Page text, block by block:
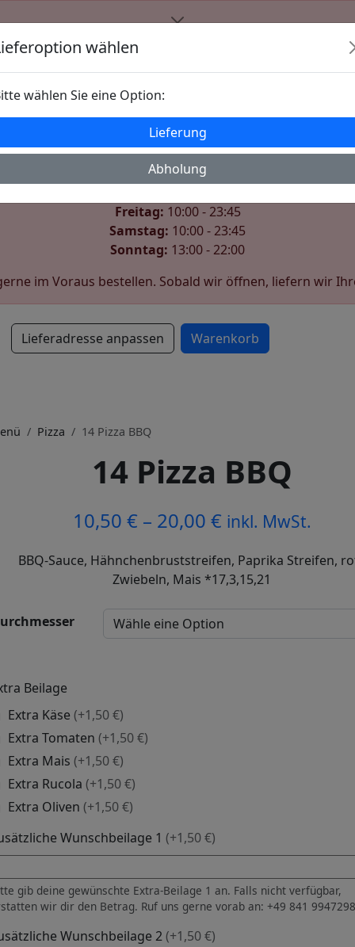
Der Shop ist derzeit geschlossen
Wir öffnen wieder am Samstag um 10:00.
Unsere Öffnungszeiten:
Montag:10:00 - 22:00
Dienstag:10:00 - 22:00
Mittwoch:10:00 - 22:00
Freitag: 10:00 - 23:45
Samstag: 10:00 - 23:45
Sonntag: 13:00 - 22:00
im Voraus bestellen. Sobald wir öffnen, liefern wir
Lieferadresse anpassen Warenkorb
Pizza 14 Pizza BBQ
14 Pizza BBQ
10,50 € – 20,00 € inkl. MwSt.
BBQ-Sauce, Hähnchenbruststreifen, Paprika Streifen,
Zwiebeln, Mais *17,3,15,21
Beilage
Extra Käse (+1,50 €)
Extra Tomaten (+1,50 €)
Extra Mais (+1,50 €)
Extra Rucola (+1,50 €)
Extra Oliven (+1,50 €)
Wunschbeilage 1 (+1,50 €)
gib deine gewünschte Extra-Beilage 1 an. Falls nicht verfügbar,
wir dir den Betrag. Ruf uns gerne vorab an: +49 841
Wunschbeilage 2(+1,50 €)
wählen
wählen Sie eine Option:
Lieferung
Abholung